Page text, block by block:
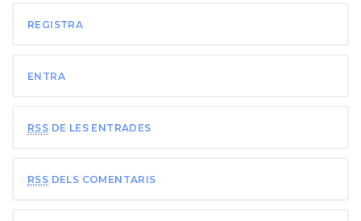
REGISTRA
ENTRA
RSS DE LES ENTRADES
RSS DELS COMENTARIS